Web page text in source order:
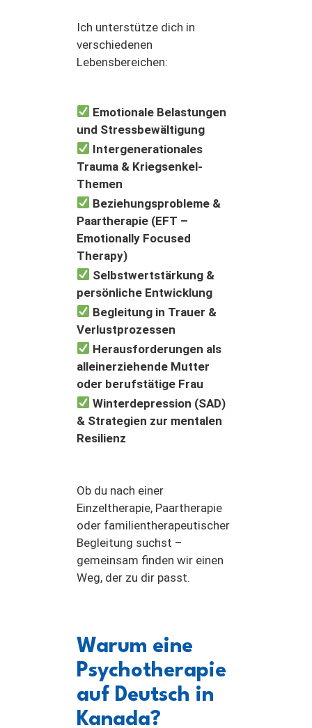
Ich unterstütze dich in
verschiedenen
Lebensbereichen:
Emotionale Belastungen
und Stressbewältigung
Intergenerationales
Trauma & Kriegsenkel-
Themen
Beziehungsprobleme &
Paartherapie (EFT –
Emotionally Focused
Therapy)
Selbstwertstärkung &
persönliche Entwicklung
Begleitung in Trauer &
Verlustprozessen
Herausforderungen als
alleinerziehende Mutter
oder berufstätige Frau
Winterdepression (SAD)
& Strategien zur mentalen
Resilienz
Ob du nach einer
Einzeltherapie, Paartherapie
oder familientherapeutischer
Begleitung suchst –
gemeinsam finden wir einen
Weg, der zu dir passt.
Warum eine
Psychotherapie
auf Deutsch in
Kanada?